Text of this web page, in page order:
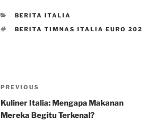
CATEGORIES
BERITA ITALIA
TAGS
BERITA TIMNAS ITALIA EURO
Post
navigation
Previous
Post
PREVIOUS
Kuliner Italia: Mengapa Makanan
Mereka Begitu Terkenal?